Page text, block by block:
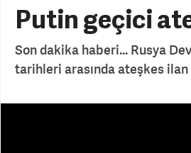
Putin geçici
Son dakika haberi... Rusya
tarihleri arasında ateşkes